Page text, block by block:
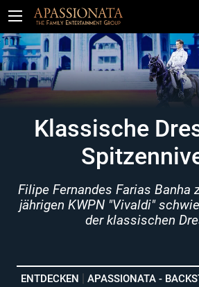
Klassische
Filipe Fernandes Farias Banha
jährigen KWPN "Vivaldi"
der klassischen
ENTDECKEN APASSIONATA -